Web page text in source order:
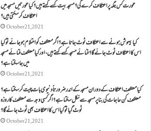
عورت کس جگہ پر اعتکاف کرے گی؟مسجد بیت کسے کہتے ہیں؟کیا عورتیں مسجد میں
اعتکاف کر سکتی ہیں؟
October 21, 2021
کیا بیہوش ہونے سے اعتکاف ٹوٹ جاتا ہے؟ اگر معتکف کو احتلام ہو جائے تو کیا
اس کا اعتکاف ٹوٹ جائے گا؟فنائے مسجد کسے کہتے ہیں ، اور کیا معتکف فنائے مسجد
میں جا سکتا ہے؟
October 21, 2021
کیا معتکف اعتکاف کے دوران مسجد کے اندر ضرورتاً دنیوی بات چیت کر سکتا ہے؟
معتکف کن حاجات کی بنا پر مسجد سے نکل سکتا ہے؟ اگر کسی وجہ سے معتکف کا روزہ
ٹوٹ گیا تو کیا اس کا اعتکاف بھی ٹوٹ جائے گا؟
October 21, 2021